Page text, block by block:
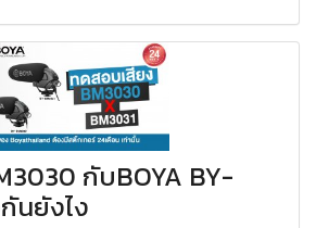
กับBOYA BY-
นยังไง